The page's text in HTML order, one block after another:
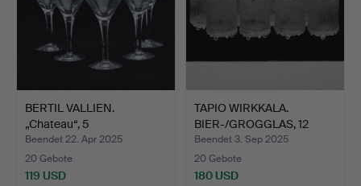
BERTIL VALLIEN.
„Chateau“, 5
Cocktailgläse…
Beendet 22. Apr 2025
20 Gebote
119 USD
TAPIO WIRKKALA.
BIER-/GROGGLAS, 12
Stück „…
Beendet 3. Sep 2025
20 Gebote
180 USD